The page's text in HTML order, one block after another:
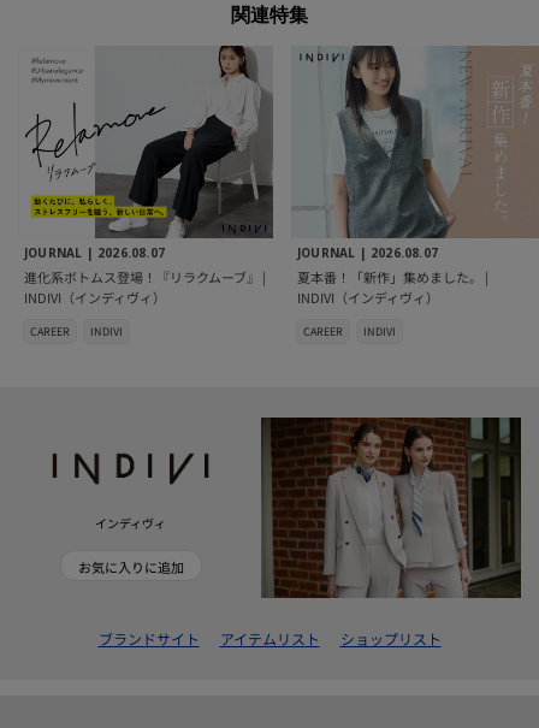
関連特集
JOURNAL | 2026.08.07
進化系ボトムス登場！『リラクムーブ』 |
INDIVI（インディヴィ）
CAREER INDIVI
JOURNAL | 2026.08.07
夏本番！「新作」集めました。 |
INDIVI（インディヴィ）
CAREER INDIVI
インディヴィ
お気に入りに追加
ブランドサイト アイテムリスト ショップリスト